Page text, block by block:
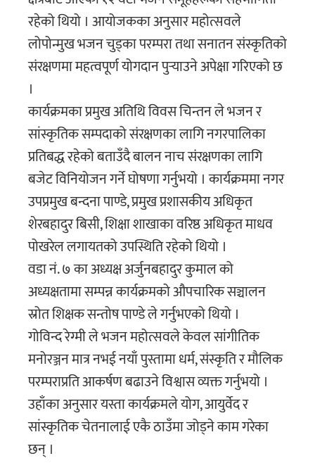
रहेको थियो । आयोजकका अनुसार महोत्सवले
लोपोन्मुख भजन चुड्का परम्परा तथा सनातन संस्कृतिको
संरक्षणमा महत्वपूर्ण योगदान पुर्‍याउने अपेक्षा गरिएको छ
।
कार्यक्रमका प्रमुख अतिथि विवस चिन्तन ले भजन र
सांस्कृतिक सम्पदाको संरक्षणका लागि नगरपालिका
प्रतिबद्ध रहेको बताउँदै बालन नाच संरक्षणका लागि
बजेट विनियोजन गर्ने घोषणा गर्नुभयो । कार्यक्रममा नगर
उपप्रमुख बन्दना पाण्डे, प्रमुख प्रशासकीय अधिकृत
शेरबहादुर बिसी, शिक्षा शाखाका वरिष्ठ अधिकृत माधव
पोखरेल लगायतको उपस्थिति रहेको थियो ।
वडा नं. ७ का अध्यक्ष अर्जुनबहादुर कुमाल को
अध्यक्षतामा सम्पन्न कार्यक्रमको औपचारिक सञ्चालन
स्रोत शिक्षक सन्तोष पाण्डे ले गर्नुभएको थियो ।
गोविन्द रेग्मी ले भजन महोत्सवले केवल सांगीतिक
मनोरञ्जन मात्र नभई नयाँ पुस्तामा धर्म, संस्कृति र मौलिक
परम्पराप्रति आकर्षण बढाउने विश्वास व्यक्त गर्नुभयो ।
उहाँका अनुसार यस्ता कार्यक्रमले योग, आयुर्वेद र
सांस्कृतिक चेतनालाई एकै ठाउँमा जोड्ने काम गरेका
छन् ।